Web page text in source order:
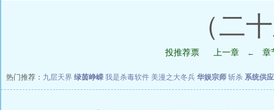
（二
投推荐票 上一章 ← 章
热门推荐： 九层天界 绿茵峥嵘 我是杀毒软件 美漫之大冬兵 华娱宗师 斩杀 系统供